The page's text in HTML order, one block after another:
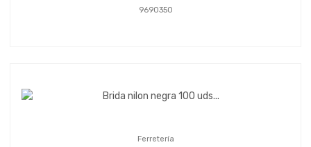
9690350
Ferretería